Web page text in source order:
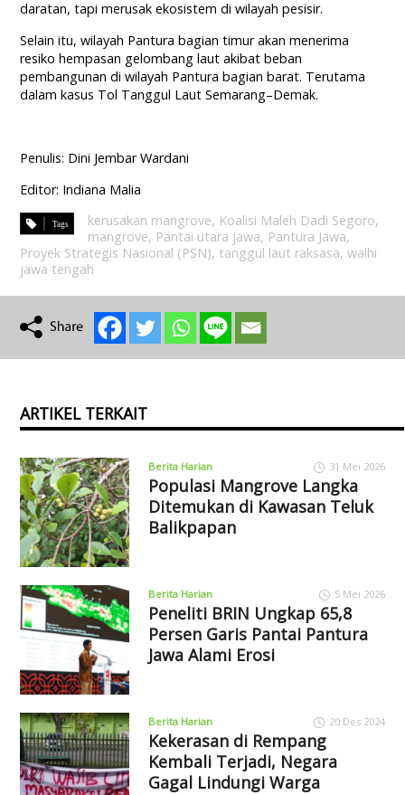
daratan, tapi merusak ekosistem di wilayah pesisir.
Selain itu, wilayah Pantura bagian timur akan menerima
resiko hempasan gelombang laut akibat beban
pembangunan di wilayah Pantura bagian barat. Terutama
dalam kasus Tol Tanggul Laut Semarang–Demak.
Penulis: Dini Jembar Wardani
Editor: Indiana Malia
kerusakan mangrove, Koalisi Maleh Dadi Segoro,
mangrove, Pantai utara jawa, Pantura Jawa,
Proyek Strategis Nasional (PSN), tanggul laut raksasa,walhi
jawa tengah
ARTIKEL TERKAIT
Berita Harian 31 Mei 2026
Populasi Mangrove Langka
Ditemukan di Kawasan Teluk
Balikpapan
Berita Harian 5 Mei 2026
Peneliti BRIN Ungkap 65,8
Persen Garis Pantai Pantura
Jawa Alami Erosi
Berita Harian 20 Des 2024
Kekerasan di Rempang
Kembali Terjadi, Negara
Gagal Lindungi Warga